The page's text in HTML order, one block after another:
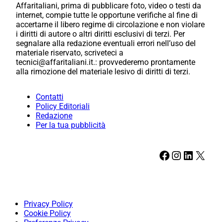
Affaritaliani, prima di pubblicare foto, video o testi da
internet, compie tutte le opportune verifiche al fine di
accertarne il libero regime di circolazione e non violare
i diritti di autore o altri diritti esclusivi di terzi. Per
segnalare alla redazione eventuali errori nell’uso del
materiale riservato, scriveteci a
tecnici@affaritaliani.it.: provvederemo prontamente
alla rimozione del materiale lesivo di diritti di terzi.
Contatti
Policy Editoriali
Redazione
Per la tua pubblicità
Facebook Instagram LinkedIn X
Privacy Policy
Cookie Policy